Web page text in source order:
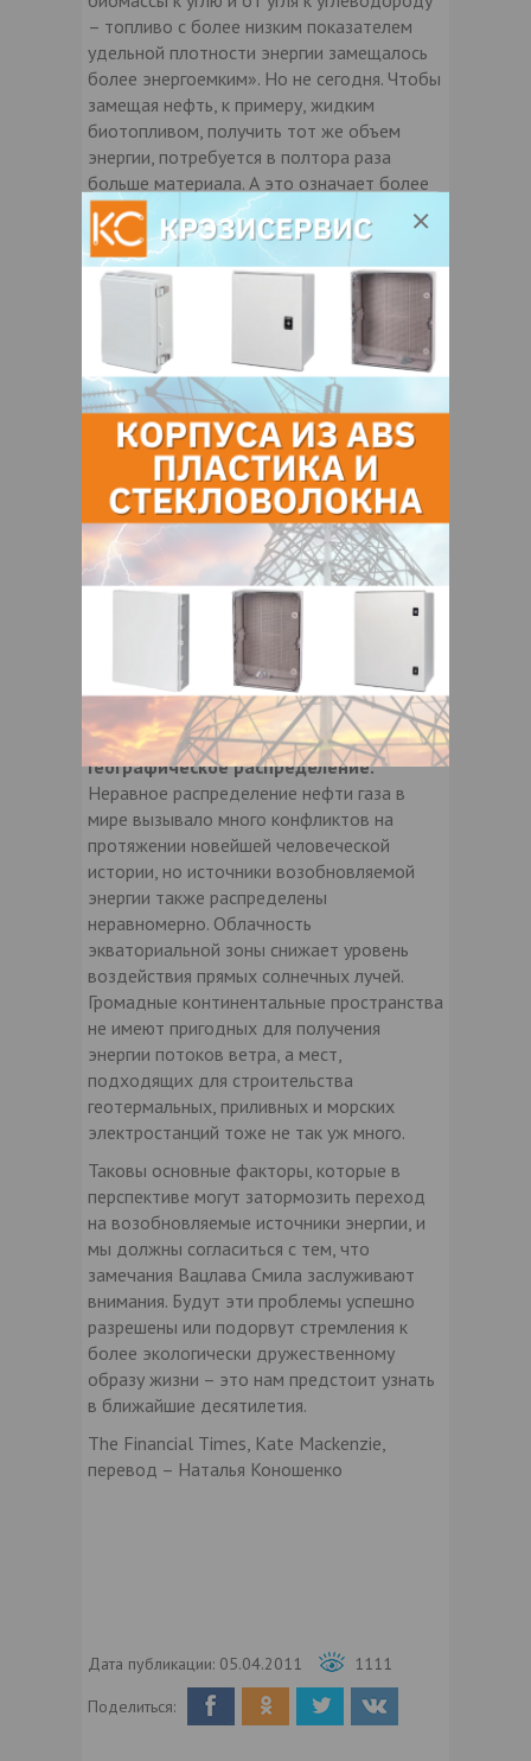
– топливо с более низким показателем
удельной плотности энергии замещалось
более энергоемким». Но не сегодня. Чтобы
замещая нефть, к примеру, жидким
биотопливом, получить тот же объем
энергии, потребуется в полтора раза
больше материала. А это означает более
высокую стоимость и дополнительные
сложности.
Удельная мощность производства
энергииотносится к объему
производства на единицу площади. Как
утверждает Смил, органическое топливо
обеспечивает порядка 102-103 ватт
энергии с квадратного метра площади, в
то время как сила воды и ветра – всего 10
ватт. Только показатели солнечной
энергии поднимаются до 20 ватт.
Нерегулярность.Об этом свойстве
возобновляемых источников энергии
знает всякий, кто имеет отношение к
энергетике. Многие новые источники
энергии, такие как ветер и солнце, не
совсем подходят для обеспечения
базисной электрической нагрузки. Вопрос
хранения энергии неорганического топлива
также довольно актуален.
Географическое распределение.
Неравное распределение нефти газа в
мире вызывало много конфликтов на
протяжении новейшей человеческой
истории, но источники возобновляемой
энергии также распределены
неравномерно. Облачность
экваториальной зоны снижает уровень
воздействия прямых солнечных лучей.
Громадные континентальные пространства
не имеют пригодных для получения
энергии потоков ветра, а мест,
подходящих для строительства
геотермальных, приливных и морских
электростанций тоже не так уж много.
Таковы основные факторы, которые в
перспективе могут затормозить переход
на возобновляемые источники энергии, и
мы должны согласиться с тем, что
замечания Вацлава Смила заслуживают
внимания. Будут эти проблемы успешно
разрешены или подорвут стремления к
более экологически дружественному
образу жизни – это нам предстоит узнать
в ближайшие десятилетия.
The Financial Times, Kate Mackenzie,
перевод – Наталья Коношенко
Дата публикации: 05.04.2011 1111
Поделиться: